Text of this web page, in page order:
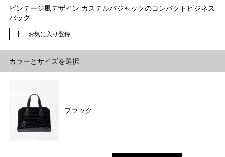
ビンテージ風デザイン カステルバジャックのコンパクトビジネス
バッグ
お気に入り登録
カラーとサイズを選択
ブラック